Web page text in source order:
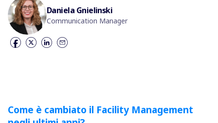
Daniela Gnielinski
Communication Manager
Come è cambiato il Facility Management